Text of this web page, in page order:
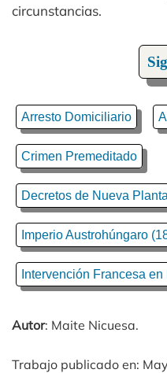
circunstancias.
Arresto Domiciliario
Crimen Premeditado
Decretos de Nueva
Imperio Austrohúngaro
Intervención Francesa
Autor: Maite Nicuesa.
Trabajo publicado en: